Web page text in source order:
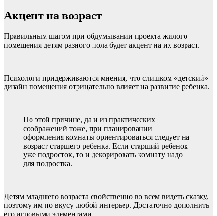
Акцент на возраст
Правильным шагом при обдумывании проекта жилого
помещения детям разного пола будет акцент на их возраст.
Психологи придерживаются мнения, что слишком «детский»
дизайн помещения отрицательно влияет на развитие ребенка.
По этой причине, да и из практических
соображений тоже, при планировании
оформления комнаты ориентироваться следует на
возраст старшего ребенка. Если старший ребенок
уже подросток, то и декорировать комнату надо
для подростка.
Детям младшего возраста свойственно во всем видеть сказку,
поэтому им по вкусу любой интерьер. Достаточно дополнить
его игровыми элементами.